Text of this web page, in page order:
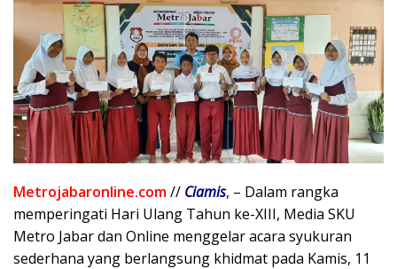
Metrojabaronline.com// Ciamis, – Dalam rangka
memperingati Hari Ulang Tahun ke-XIII, Media SKU
Metro Jabar dan Online menggelar acara syukuran
sederhana yang berlangsung khidmat pada Kamis, 11